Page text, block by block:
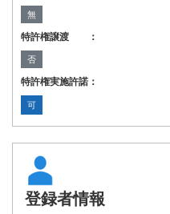
無
特許権譲渡 ：
否
特許権実施許諾：
可
登録者情報